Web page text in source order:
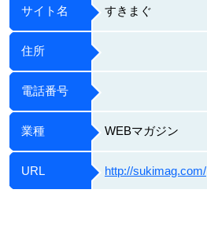
サイト名 すきまぐ
住所
電話番号
業種 WEBマガジン
URL http://sukimag.com/